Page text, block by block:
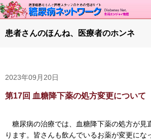
トップページ
談話室BBS
糖尿病のきほん
腎臓の健康道
患者さんのほんね、医療者のホンネ
2023年09月20日
第17回 血糖降下薬の処方変更について
糖尿病の治療では、血糖降下薬の処方が見
ります。皆さんも飲んでいるお薬が変更にな